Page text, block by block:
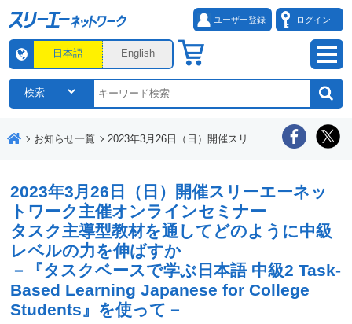
ユーザー登録 ログイン
日本語 English
お知らせ一覧 2023年3月26日（日）開催スリーエーネットワーク主催オンラインセミナー タスク主導型教材を通してどのように中級レベルの力を伸ばすか －『タスクベースで学ぶ日本語 中級2 Task-Based Learning Japanese for College Students』を使って－
2023年3月26日（日）開催スリーエーネッ
トワーク主催オンラインセミナー
タスク主導型教材を通してどのように中級
レベルの力を伸ばすか
－『タスクベースで学ぶ日本語 中級2 Task-
Based Learning Japanese for College
Students』を使って－